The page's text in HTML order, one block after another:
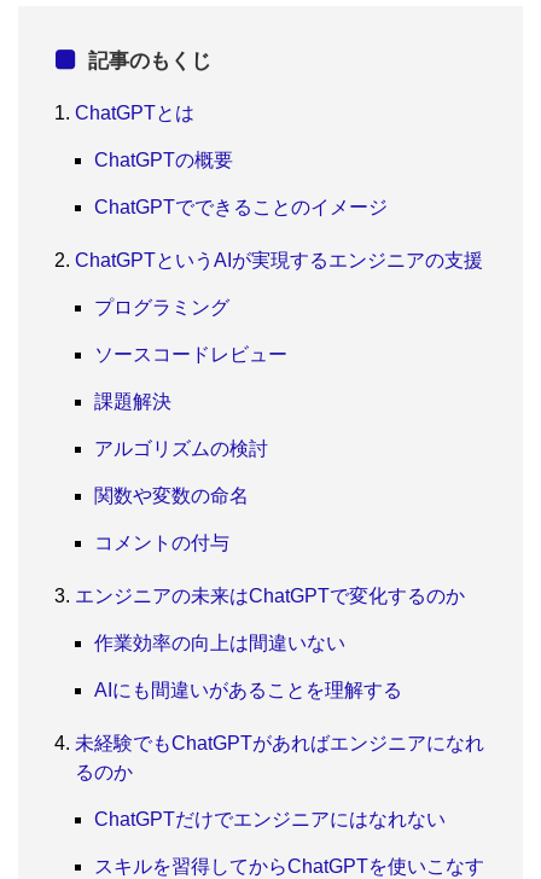
記事のもくじ
ChatGPTとは
ChatGPTの概要
ChatGPTでできることのイメージ
ChatGPTというAIが実現するエンジニアの支援
プログラミング
ソースコードレビュー
課題解決
アルゴリズムの検討
関数や変数の命名
コメントの付与
エンジニアの未来はChatGPTで変化するのか
作業効率の向上は間違いない
AIにも間違いがあることを理解する
未経験でもChatGPTがあればエンジニアになれ
るのか
ChatGPTだけでエンジニアにはなれない
スキルを習得してからChatGPTを使いこなす